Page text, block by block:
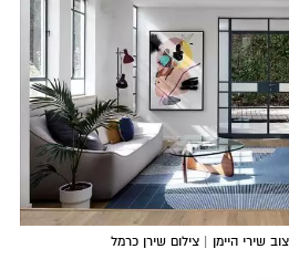
שירי היימן | צילום שירן כרמל